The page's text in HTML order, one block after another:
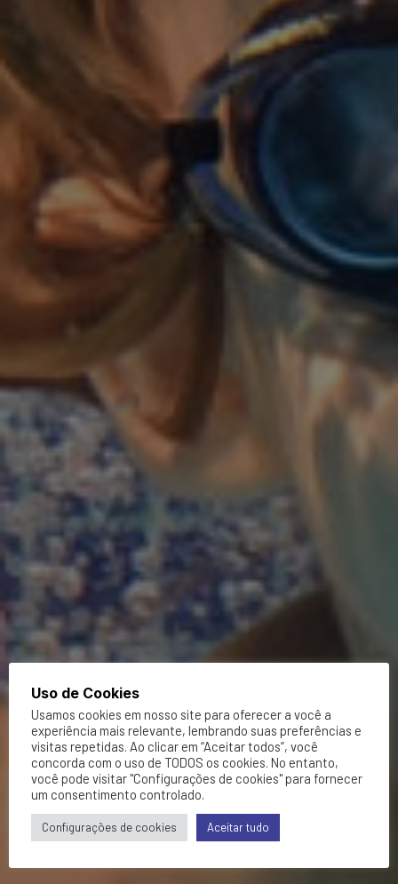
Uso de Cookies
Usamos cookies em nosso site para oferecer a você a
experiência mais relevante, lembrando suas preferências e
visitas repetidas. Ao clicar em “Aceitar todos”, você
concorda com o uso de TODOS os cookies. No entanto,
você pode visitar "Configurações de cookies" para fornecer
um consentimento controlado.
Configurações de cookies Aceitar tudo